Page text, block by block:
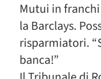
Mutui in
la Barclays.
risparmiatori.
banca!”